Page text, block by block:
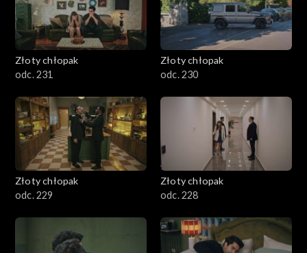
Złoty chłopak
odc. 231
Złoty chłopak
odc. 230
Złoty chłopak
odc. 229
Złoty chłopak
odc. 228